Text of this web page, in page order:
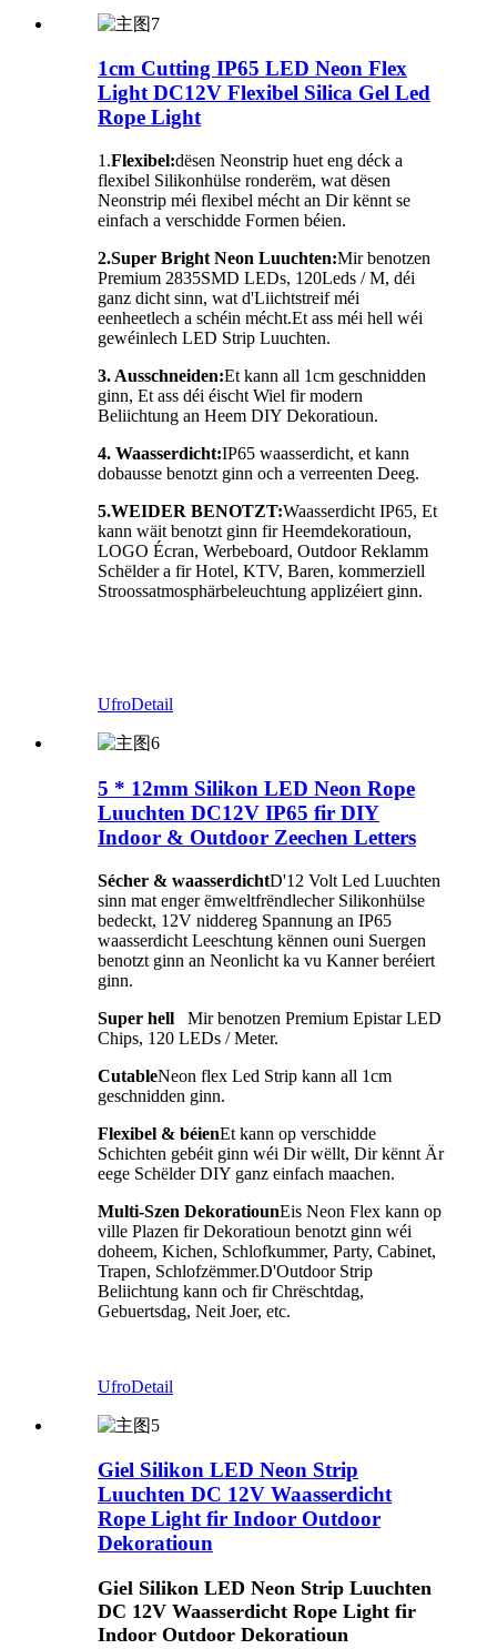
1cm Cutting IP65 LED Neon Flex
Light DC12V Flexibel Silica Gel Led
Rope Light
1.Flexibel:dësen Neonstrip huet eng déck a
flexibel Silikonhülse ronderëm, wat dësen
Neonstrip méi flexibel mécht an Dir kënnt se
einfach a verschidde Formen béien.
2.Super Bright Neon Luuchten:Mir benotzen
Premium 2835SMD LEDs, 120Leds / M, déi
ganz dicht sinn, wat d'Liichtstreif méi
eenheetlech a schéin mécht.Et ass méi hell wéi
gewéinlech LED Strip Luuchten.
3. Ausschneiden:Et kann all 1cm geschnidden
ginn, Et ass déi éischt Wiel fir modern
Beliichtung an Heem DIY Dekoratioun.
4. Waasserdicht:IP65 waasserdicht, et kann
dobausse benotzt ginn och a verreenten Deeg.
5.WEIDER BENOTZT:Waasserdicht IP65, Et
kann wäit benotzt ginn fir Heemdekoratioun,
LOGO Écran, Werbeboard, Outdoor Reklamm
Schëlder a fir Hotel, KTV, Baren, kommerziell
Stroossatmosphärbeleuchtung applizéiert ginn.
UfroDetail
5 * 12mm Silikon LED Neon Rope
Luuchten DC12V IP65 fir DIY
Indoor & Outdoor Zeechen Letters
Sécher & waasserdichtD'12 Volt Led Luuchten
sinn mat enger ëmweltfrëndlecher Silikonhülse
bedeckt, 12V niddereg Spannung an IP65
waasserdicht Leeschtung kënnen ouni Suergen
benotzt ginn an Neonlicht ka vu Kanner beréiert
ginn.
Super hell
Mir benotzen Premium Epistar LED
Chips, 120 LEDs / Meter.
CutableNeon flex Led Strip kann all 1cm
geschnidden ginn.
Flexibel & béienEt kann op verschidde
Schichten gebéit ginn wéi Dir wëllt, Dir kënnt Är
eege Schëlder DIY ganz einfach maachen.
Multi-Szen DekoratiounEis Neon Flex kann op
ville Plazen fir Dekoratioun benotzt ginn wéi
doheem, Kichen, Schlofkummer, Party, Cabinet,
Trapen, Schlofzëmmer.D'Outdoor Strip
Beliichtung kann och fir Chrëschtdag,
Gebuertsdag, Neit Joer, etc.
UfroDetail
Giel Silikon LED Neon Strip
Luuchten DC 12V Waasserdicht
Rope Light fir Indoor Outdoor
Dekoratioun
Giel Silikon LED Neon Strip Luuchten
DC 12V Waasserdicht Rope Light fir
Indoor Outdoor Dekoratioun